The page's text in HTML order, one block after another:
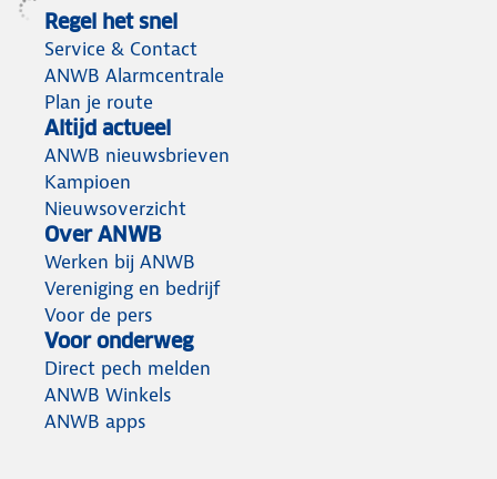
Regel het snel
Service & Contact
ANWB Alarmcentrale
Plan je route
Altijd actueel
ANWB nieuwsbrieven
Kampioen
Nieuwsoverzicht
Over ANWB
Werken bij ANWB
Vereniging en bedrijf
Voor de pers
Voor onderweg
Direct pech melden
ANWB Winkels
ANWB apps